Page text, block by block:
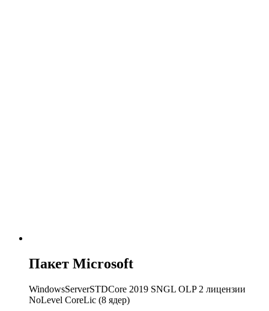
Пакет Microsoft
WindowsServerSTDCore 2019 SNGL OLP 2 лицензии
NoLevel CoreLic (8 ядер)